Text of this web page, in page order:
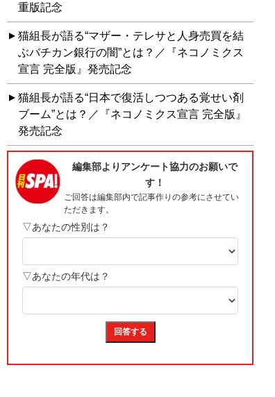
重版記念
猫組長が語る“マザー・テレサと人身売買を結
ぶバチカン銀行の闇”とは？／『ネコノミクス
宣言 完全版』発売記念
猫組長が語る“日本で復活しつつある覚せい剤
ブーム”とは？／『ネコノミクス宣言 完全版』
発売記念